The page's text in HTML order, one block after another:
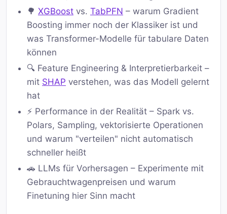
🌳 XGBoost vs. TabPFN – warum Gradient
Boosting immer noch der Klassiker ist und
was Transformer-Modelle für tabulare Daten
können
🔍 Feature Engineering & Interpretierbarkeit –
mit SHAP verstehen, was das Modell gelernt
hat
⚡ Performance in der Realität – Spark vs.
Polars, Sampling, vektorisierte Operationen
und warum "verteilen" nicht automatisch
schneller heißt
🚗 LLMs für Vorhersagen – Experimente mit
Gebrauchtwagenpreisen und warum
Finetuning hier Sinn macht